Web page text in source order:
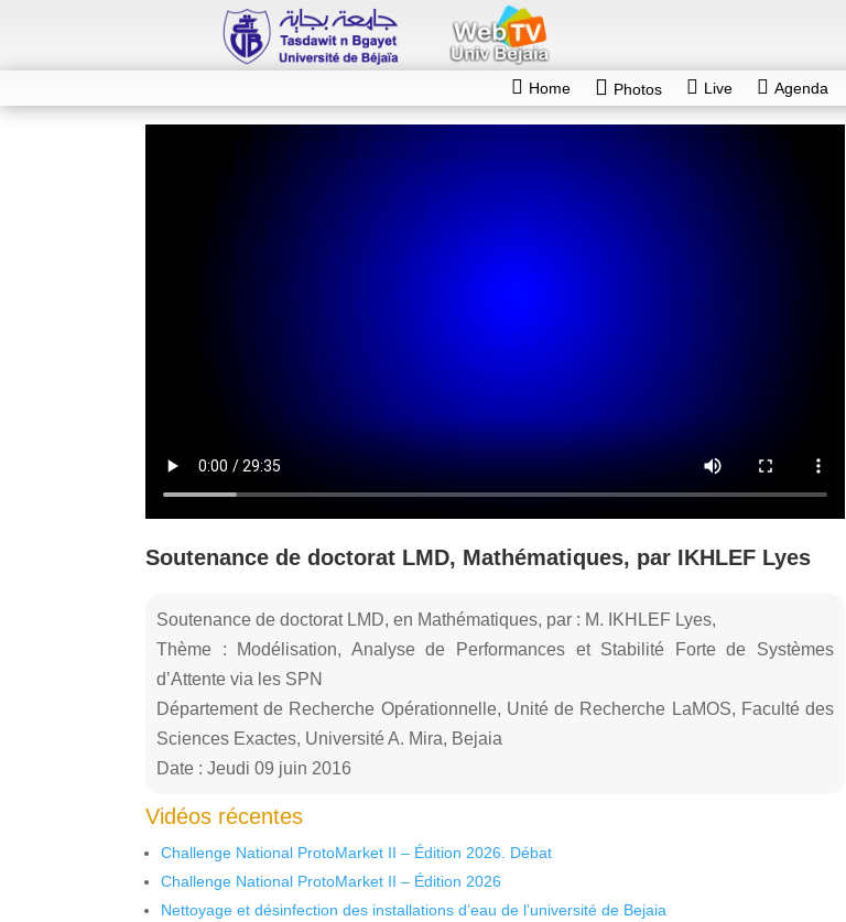
Home Photos Live Agenda
Soutenance de doctorat LMD, Mathématiques, par IKHLEF Lyes
Soutenance de doctorat LMD, en Mathématiques, par : M. IKHLEF Lyes,
Thème : Modélisation, Analyse de Performances et Stabilité Forte de Systèmes
d’Attente via les SPN
Département de Recherche Opérationnelle, Unité de Recherche LaMOS, Faculté des
Sciences Exactes, Université A. Mira, Bejaia
Date : Jeudi 09 juin 2016
Vidéos récentes
Challenge National ProtoMarket II – Édition 2026. Débat
Challenge National ProtoMarket II – Édition 2026
Nettoyage et désinfection des installations d’eau de l’université de Bejaia